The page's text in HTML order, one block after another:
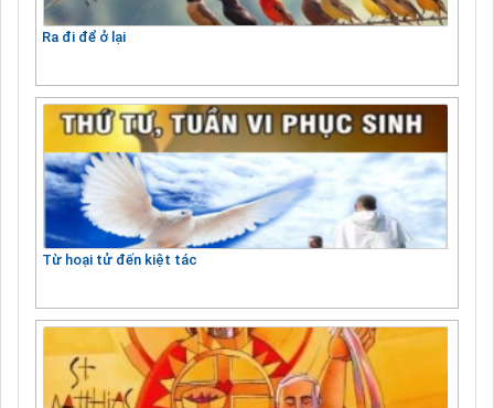
Ra đi để ở lại
Từ hoại tử đến kiệt tác